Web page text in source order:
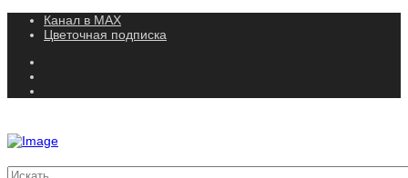
Канал в MAX
Цветочная подписка